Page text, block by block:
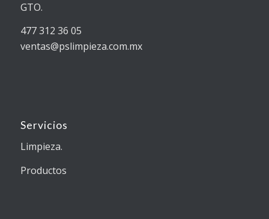
GTO.
477 312 36 05
ventas@pslimpieza.com.mx
Servicios
Limpieza.
Productos